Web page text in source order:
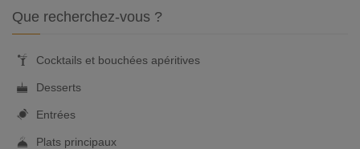
Que recherchez-vous ?
Cocktails et bouchées apéritives
Desserts
Entrées
Plats principaux